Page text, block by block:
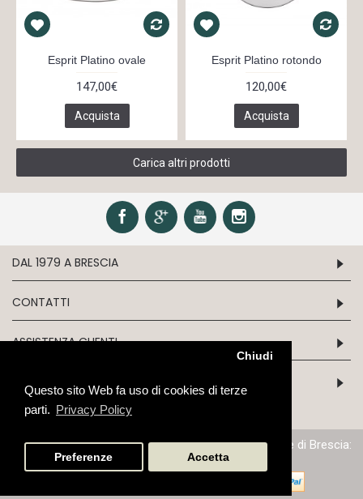
Questo sito Web fa uso di cookies di terze
parti. Privacy Policy
Chiudi
Preferenze Accetta
Esprit Platino ovale
147,00€
Acquista
Esprit Platino rotondo
120,00€
Acquista
Carica altri prodotti
DAL 1979 A BRESCIA
CONTATTI
ASSISTENZA CLIENTI
INFORMATION
P.IVA/C.F. 03243970179 - N.iscrizione al Reg. Imprese di Brescia:
03243970179 - Cap. Soc: Euro 51.645,68